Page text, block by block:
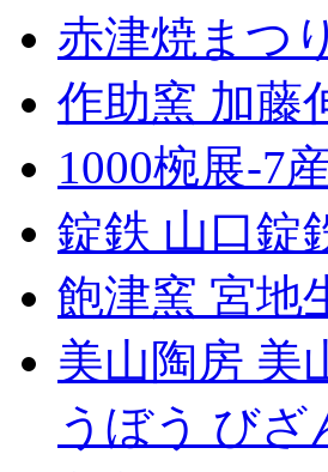
赤津焼まつり
作助窯 加藤
1000椀展-7
錠鉄 山口錠
飽津窯 宮地
美山陶房 美
うぼう び